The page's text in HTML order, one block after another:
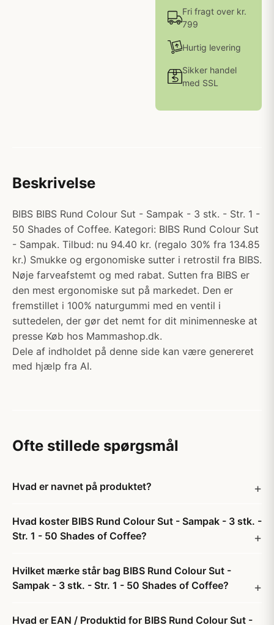
Fri fragt over kr.
799
Hurtig levering
Sikker handel
med SSL
Beskrivelse
BIBS BIBS Rund Colour Sut - Sampak - 3 stk. - Str. 1 -
50 Shades of Coffee. Kategori: BIBS Rund Colour Sut
- Sampak. Tilbud: nu 94.40 kr. (regalo 30% fra 134.85
kr.) Smukke og ergonomiske sutter i retrostil fra BIBS.
Nøje farveafstemt og med rabat. Sutten fra BIBS er
den mest ergonomiske sut på markedet. Den er
fremstillet i 100% naturgummi med en ventil i
suttedelen, der gør det nemt for dit minimenneske at
presse Køb hos Mammashop.dk.
Dele af indholdet på denne side kan være genereret
med hjælp fra AI.
Ofte stillede spørgsmål
Hvad er navnet på produktet?
Hvad koster BIBS Rund Colour Sut - Sampak - 3 stk. -
Str. 1 - 50 Shades of Coffee?
Hvilket mærke står bag BIBS Rund Colour Sut -
Sampak - 3 stk. - Str. 1 - 50 Shades of Coffee?
Hvad er EAN / Produktid for BIBS Rund Colour Sut -